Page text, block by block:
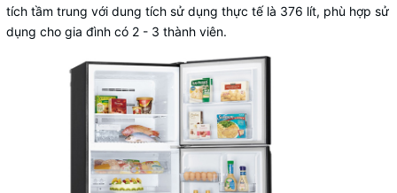
tích tầm trung với dung tích sử dụng thực tế là 376 lít, phù hợp sử
dụng cho gia đình có 2 - 3 thành viên.